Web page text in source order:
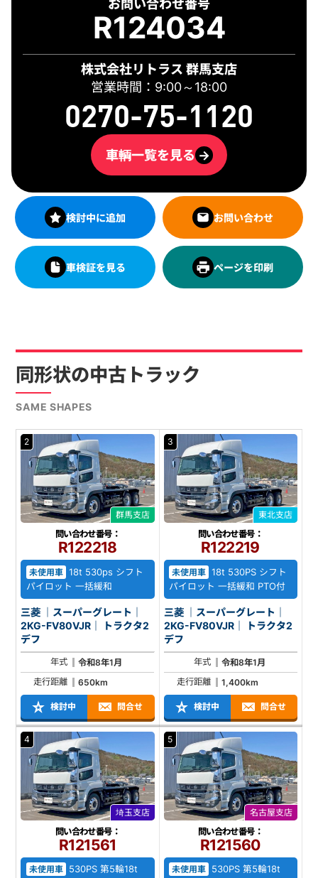
お問い合わせ番号
R124034
株式会社リトラス 群馬支店
営業時間：9:00～18:00
0270-75-1120
車輌一覧を見る →
検討中に追加 お問い合わせ
車検証を見る ページを印刷
同形状の中古トラック
SAME SHAPES
2
群馬支店
問い合わせ番号：
R122218
未使用車 18t 530ps シフト
パイロット 一括緩和
三菱 ｜スーパーグレート｜
2KG-FV80VJR｜ トラクタ2
デフ
年式
令和8年1月
走行距離
650km
検討中 問合せ
3
東北支店
問い合わせ番号：
R122219
未使用車 18t 530PS シフト
パイロット 一括緩和 PTO付
三菱 ｜スーパーグレート｜
2KG-FV80VJR｜ トラクタ2
デフ
年式
令和8年1月
走行距離
1,400km
検討中 問合せ
4
埼玉支店
問い合わせ番号：
R121561
未使用車
530PS 第5輪18t
5
名古屋支店
問い合わせ番号：
R121560
未使用車 530PS 第5輪18t